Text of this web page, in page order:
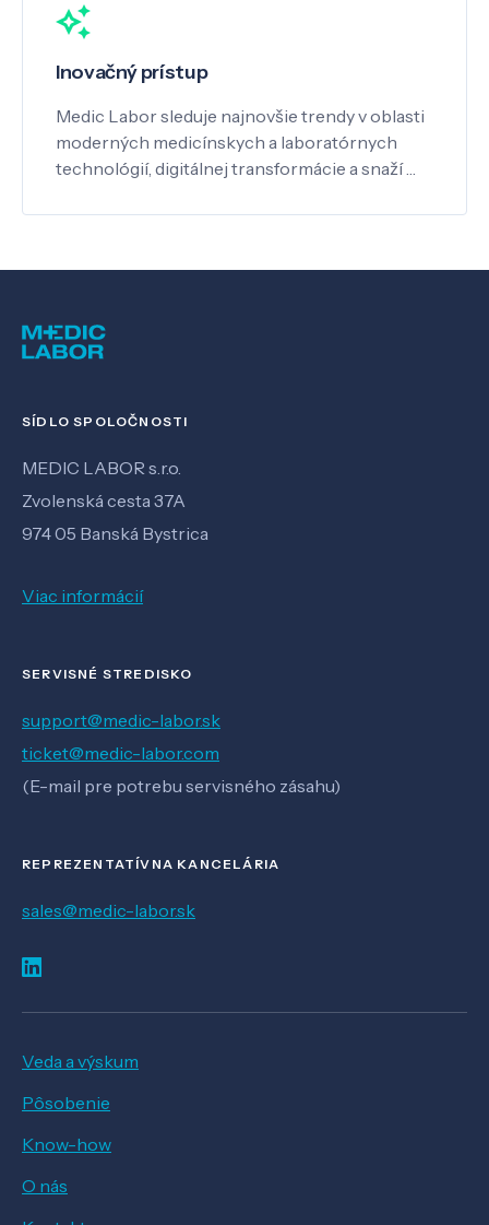
Inovačný prístup
Medic Labor sleduje najnovšie trendy v oblasti
moderných medicínskych a laboratórnych
technológií, digitálnej transformácie a snaží …
SÍDLO SPOLOČNOSTI
MEDIC LABOR s.r.o.
Zvolenská cesta 37A
974 05 Banská Bystrica
Viac informácií
SERVISNÉ STREDISKO
support@medic-labor.sk
ticket@medic-labor.com
(E-mail pre potrebu servisného zásahu)
REPREZENTATÍVNA KANCELÁRIA
sales@medic-labor.sk
Veda a výskum
Pôsobenie
Know-how
O nás